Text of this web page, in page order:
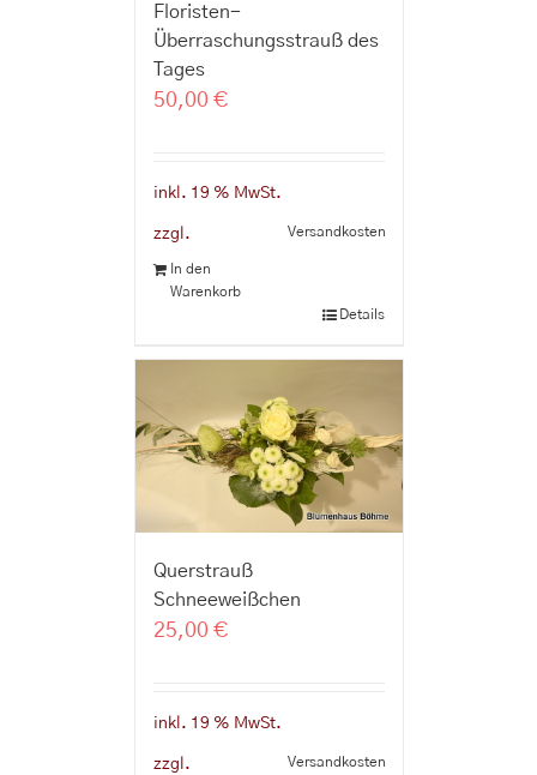
Floristen-
Überraschungsstrauß des
Tages
50,00 €
inkl. 19 % MwSt.
zzgl. Versandkosten
In den
Warenkorb
Details
Querstrauß
Schneeweißchen
25,00 €
inkl. 19 % MwSt.
zzgl. Versandkosten